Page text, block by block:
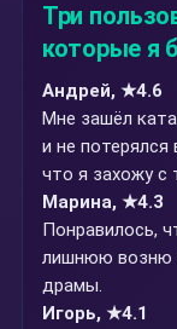
Три
которые я
Андрей, ★4.6
Мне зашёл
и не
что я захожу с
Марина, ★4.3
Понравилось,
лишнюю возню
драмы.
Игорь, ★4.1